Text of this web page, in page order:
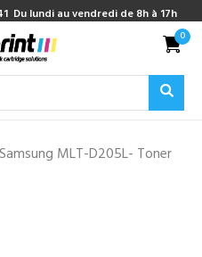
Du lundi au vendredi de 8h à 17h
0
Samsung MLT-D205L- Toner